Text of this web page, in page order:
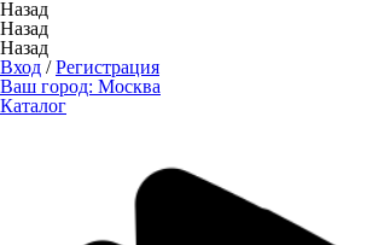
Назад
Назад
Назад
Вход /Регистрация
Ваш город: Москва
Каталог